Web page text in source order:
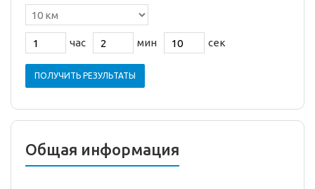
час мин сек
ПОЛУЧИТЬ РЕЗУЛЬТАТЫ
Общая информация